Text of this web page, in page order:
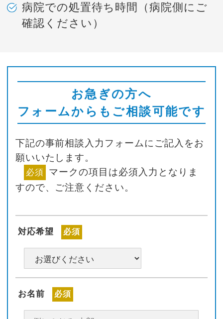
病院での処置待ち時間（病院側にご
確認ください）
お急ぎの方へ
フォームからもご相談可能です
下記の事前相談入力フォームにご記入をお
願いいたします。
必須 マークの項目は必須入力となりま
すので、ご注意ください。
対応希望 必須
お名前 必須